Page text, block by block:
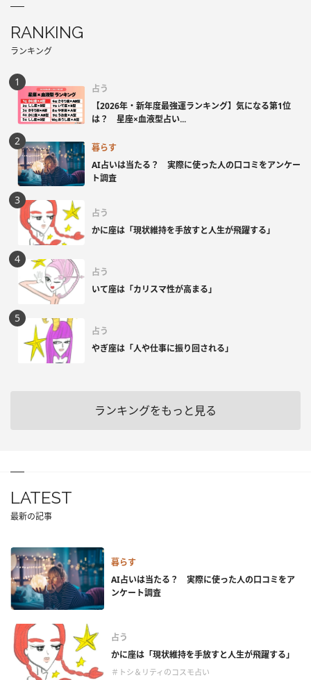
RANKING
ランキング
占う
【2026年・新年度最強運ランキング】気になる第1位
は？ 星座×血液型占い...
暮らす
AI占いは当たる？ 実際に使った人の口コミをアンケー
ト調査
占う
かに座は「現状維持を手放すと人生が飛躍する」
占う
いて座は「カリスマ性が高まる」
占う
やぎ座は「人や仕事に振り回される」
ランキングをもっと見る
LATEST
最新の記事
暮らす
AI占いは当たる？ 実際に使った人の口コミをア
ンケート調査
占う
かに座は「現状維持を手放すと人生が飛躍する」
＃トシ＆リティのコスモ占い